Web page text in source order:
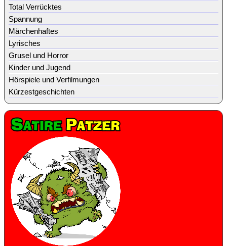
Total Verrücktes
Spannung
Märchenhaftes
Lyrisches
Grusel und Horror
Kinder und Jugend
Hörspiele und Verfilmungen
Kürzestgeschichten